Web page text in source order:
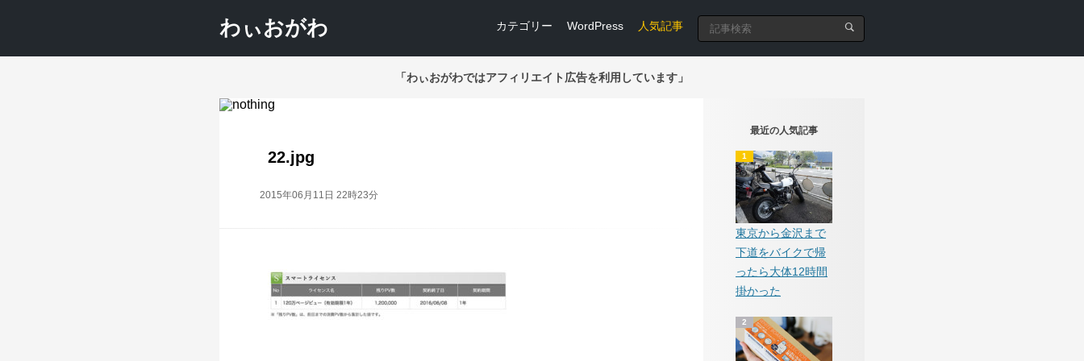
わぃおがわ カテゴリー WordPress 人気記事
「わぃおがわではアフィリエイト広告を利用しています」
22.jpg
2015年06月11日 22時23分
最近の人気記事
東京から金沢まで
下道をバイクで帰
ったら大体12時間
掛かった